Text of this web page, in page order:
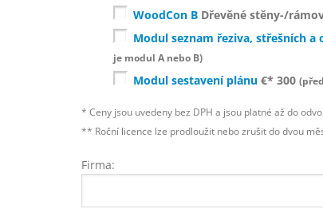
WoodCon B Dřevěné stěny-/
Modul seznam řeziva, střešních a
je modul A nebo B)
Modul sestavení plánu €* 300
* Ceny jsou uvedeny bez DPH a jsou platné až do
** Roční licence lze prodloužit nebo zrušit do dvou
Firma: